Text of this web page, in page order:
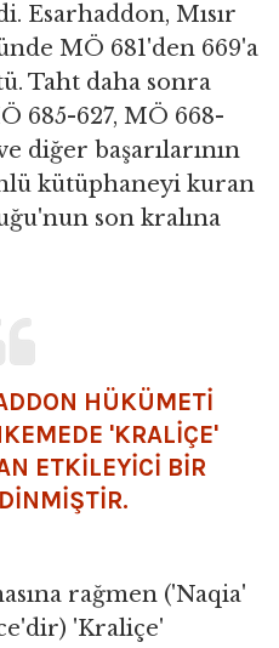
Esarhaddon, Mısır
MÖ 681'den 669'a
Taht daha sonra
685-627, MÖ 668-
diğer başarılarının
kütüphaneyi kuran
son kralına
HÜKÜMETİ
'KRALİÇE'
ETKİLEYİCİ BİR
rağmen ('Naqia'
'Kraliçe'